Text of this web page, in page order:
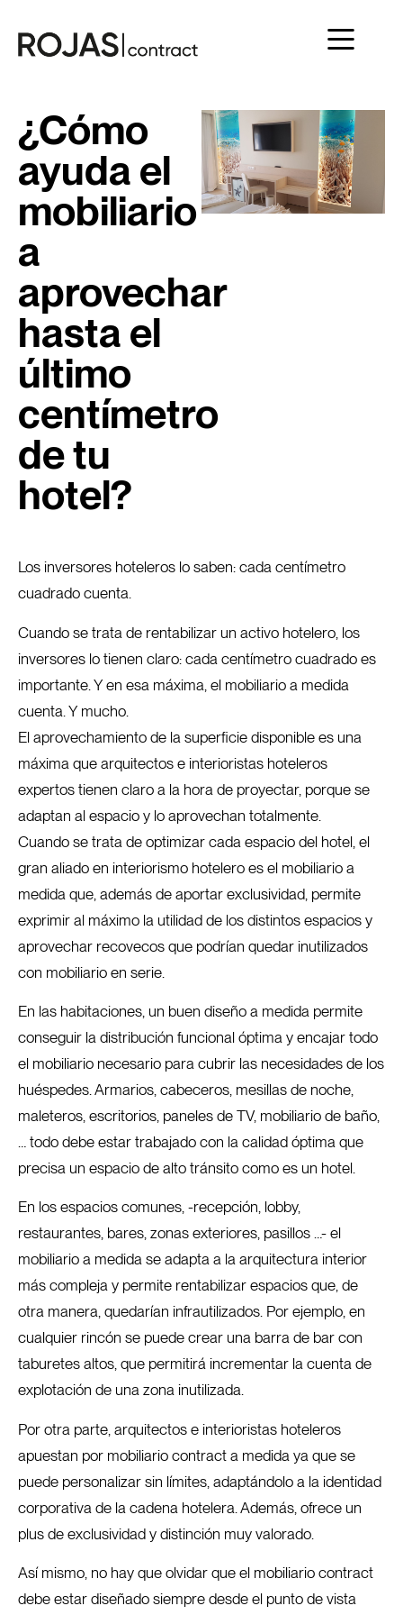
¿Cómo
ayuda el
mobiliario
a
aprovechar
hasta el
último
centímetro
de tu
hotel?
Los inversores hoteleros lo saben: cada centímetro
cuadrado cuenta.
Cuando se trata de rentabilizar un activo hotelero, los
inversores lo tienen claro: cada centímetro cuadrado es
importante. Y en esa máxima, el mobiliario a medida
cuenta. Y mucho.
El aprovechamiento de la superficie disponible es una
máxima que arquitectos e interioristas hoteleros
expertos tienen claro a la hora de proyectar, porque se
adaptan al espacio y lo aprovechan totalmente.
Cuando se trata de optimizar cada espacio del hotel, el
gran aliado en interiorismo hotelero es el mobiliario a
medida que, además de aportar exclusividad, permite
exprimir al máximo la utilidad de los distintos espacios y
aprovechar recovecos que podrían quedar inutilizados
con mobiliario en serie.
En las habitaciones, un buen diseño a medida permite
conseguir la distribución funcional óptima y encajar todo
el mobiliario necesario para cubrir las necesidades de los
huéspedes. Armarios, cabeceros, mesillas de noche,
maleteros, escritorios, paneles de TV, mobiliario de baño,
… todo debe estar trabajado con la calidad óptima que
precisa un espacio de alto tránsito como es un hotel.
En los espacios comunes, -recepción, lobby,
restaurantes, bares, zonas exteriores, pasillos …- el
mobiliario a medida se adapta a la arquitectura interior
más compleja y permite rentabilizar espacios que, de
otra manera, quedarían infrautilizados. Por ejemplo, en
cualquier rincón se puede crear una barra de bar con
taburetes altos, que permitirá incrementar la cuenta de
explotación de una zona inutilizada.
Por otra parte, arquitectos e interioristas hoteleros
apuestan por mobiliario contract a medida ya que se
puede personalizar sin límites, adaptándolo a la identidad
corporativa de la cadena hotelera. Además, ofrece un
plus de exclusividad y distinción muy valorado.
Así mismo, no hay que olvidar que el mobiliario contract
debe estar diseñado siempre desde el punto de vista